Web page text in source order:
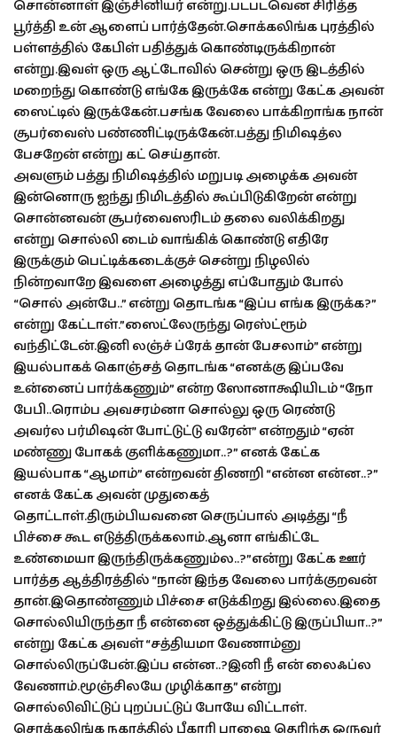
சொன்னாள் இஞ்சினியர் என்று.படபடவென சிரித்த
பூர்த்தி உன் ஆளைப் பார்த்தேன்.சொக்கலிங்க புரத்தில்
பள்ளத்தில் கேபிள் பதித்துக் கொண்டிருக்கிறான்
என்று.இவள் ஒரு ஆட்டோவில் சென்று ஒரு இடத்தில்
மறைந்து கொண்டு எங்கே இருக்கே என்று கேட்க அவன்
ஸைட்டில் இருக்கேன்.பசங்க வேலை பாக்கிறாங்க நான்
சூபர்வைஸ் பண்ணிட்டிருக்கேன்.பத்து நிமிஷத்ல
பேசறேன் என்று கட் செய்தான்.
அவளும் பத்து நிமிஷத்தில் மறுபடி அழைக்க அவன்
இன்னொரு ஐந்து நிமிடத்தில் கூப்பிடுகிறேன் என்று
சொன்னவன் சூபர்வைஸரிடம் தலை வலிக்கிறது
என்று சொல்லி டைம் வாங்கிக் கொண்டு எதிரே
இருக்கும் பெட்டிக்கடைக்குச் சென்று நிழலில்
நின்றவாறே இவளை அழைத்து எப்போதும் போல்
“சொல் அன்பே..” என்று தொடங்க “இப்ப எங்க இருக்க?”
என்று கேட்டாள்.”ஸைட்லேருந்து ரெஸ்ட்ரூம்
வந்திட்டேன்.இனி லஞ்ச் ப்ரேக் தான் பேசலாம்” என்று
இயல்பாகக் கொஞ்சத் தொடங்க “எனக்கு இப்பவே
உன்னைப் பார்க்கணும்” என்ற ஸோனாக்ஷியிடம் “நோ
பேபி..ரொம்ப அவசரம்னா சொல்லு ஒரு ரெண்டு
அவர்ல பர்மிஷன் போட்டுட்டு வரேன்” என்றதும் “ஏன்
மண்ணு போகக் குளிக்கணுமா..?” எனக் கேட்க
இயல்பாக “ஆமாம்” என்றவன் திணறி “என்ன என்ன..?”
எனக் கேட்க அவன் முதுகைத்
தொட்டாள்.திரும்பியவனை செருப்பால் அடித்து “நீ
பிச்சை கூட எடுத்திருக்கலாம்.ஆனா எங்கிட்டே
உண்மையா இருந்திருக்கணும்ல..?”என்று கேட்க ஊர்
பார்த்த ஆத்திரத்தில் “நான் இந்த வேலை பார்க்குறவன்
தான்.இதொண்ணும் பிச்சை எடுக்கிறது இல்லை.இதை
சொல்லியிருந்தா நீ என்னை ஒத்துக்கிட்டு இருப்பியா..?”
என்று கேட்க அவள் “சத்தியமா வேணாம்னு
சொல்லிருப்பேன்.இப்ப என்ன..?இனி நீ என் லைஃப்ல
வேணாம்.மூஞ்சிலயே முழிக்காத” என்று
சொல்லிவிட்டுப் புறப்பட்டுப் போயே விட்டாள்.
சொக்கலிங்க நகரத்தில் பீகாரி பாஷை தெரிந்த ஒருவர்